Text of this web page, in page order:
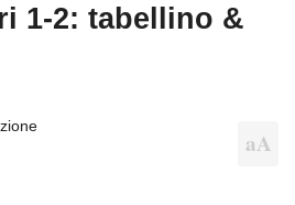
1-2: tabellino &